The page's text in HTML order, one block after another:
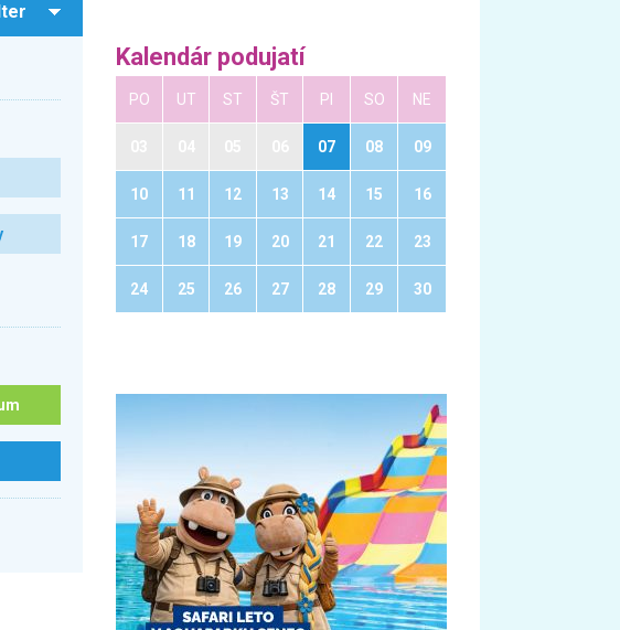
Kalendár podujatí
PO UT ST ŠT PI SO NE
07 08 09
10 11 12 13 14 15 16
17 18 19 20 21 22 23
24 25 26 27 28 29 30